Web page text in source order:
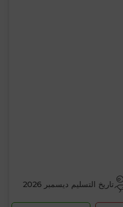
تاريخ التسليم ديسمبر 2026